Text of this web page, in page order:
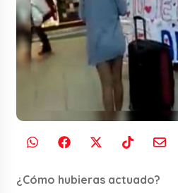
¿Cómo hubieras actuado?